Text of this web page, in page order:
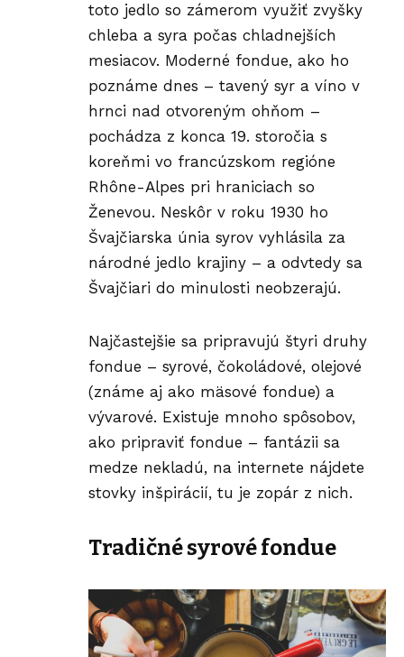
toto jedlo so zámerom využiť zvyšky
chleba a syra počas chladnejších
mesiacov. Moderné fondue, ako ho
poznáme dnes – tavený syr a víno v
hrnci nad otvoreným ohňom –
pochádza z konca 19. storočia s
koreňmi vo francúzskom regióne
Rhône-Alpes pri hraniciach so
Ženevou. Neskôr v roku 1930 ho
Švajčiarska únia syrov vyhlásila za
národné jedlo krajiny – a odvtedy sa
Švajčiari do minulosti neobzerajú.
Najčastejšie sa pripravujú štyri druhy
fondue – syrové, čokoládové, olejové
(známe aj ako mäsové fondue) a
vývarové. Existuje mnoho spôsobov,
ako pripraviť fondue – fantázii sa
medze nekladú, na internete nájdete
stovky inšpirácií, tu je zopár z nich.
Tradičné syrové fondue